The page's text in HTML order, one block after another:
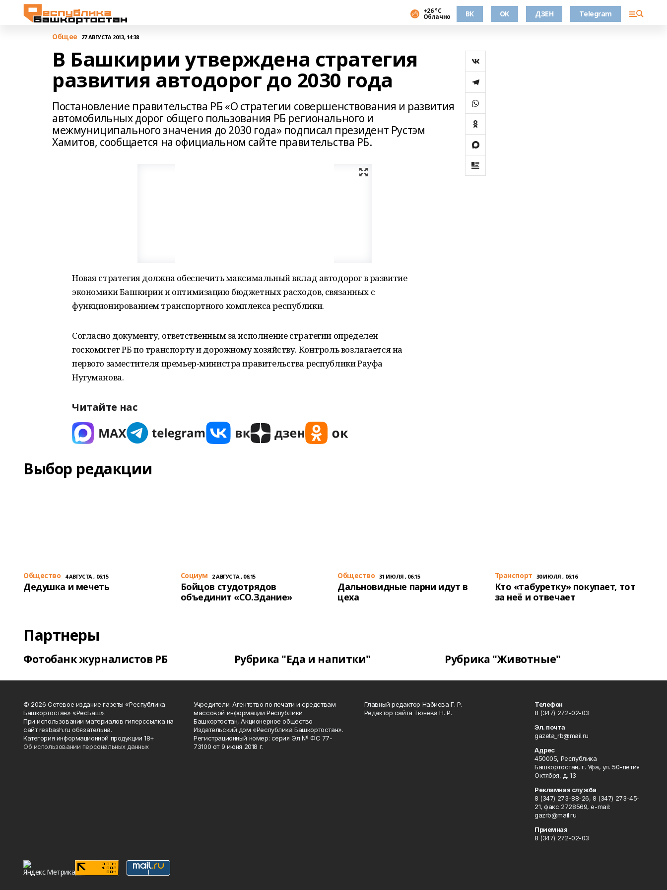
+26 °С
Облачно ВК OK ДЗЕН Telegram
Общее 27 АВГУСТА 2013, 14:38
В Башкирии утверждена стратегия
развития автодорог до 2030 года
Постановление правительства РБ «О cтратегии совершенствования и развития
автомобильных дорог общего пользования РБ регионального и
межмуниципального значения до 2030 года» подписал президент Рустэм
Хамитов, сообщается на официальном сайте правительства РБ.
Новая стратегия должна обеспечить максимальный вклад автодорог в развитие
экономики Башкирии и оптимизацию бюджетных расходов, связанных с
функционированием транспортного комплекса республики.
Согласно документу, ответственным за исполнение стратегии определен
госкомитет РБ по транспорту и дорожному хозяйству. Контроль возлагается на
первого заместителя премьер-министра правительства республики Рауфа
Нугуманова.
Читайте нас
Выбор редакции
Общество 4 АВГУСТА , 06:15
Дедушка и мечеть
Cоциум 2 АВГУСТА , 06:15
Бойцов студотрядов
объединит «СО.Здание»
Общество 31 ИЮЛЯ , 06:15
Дальновидные парни идут в
цеха
Транспорт 30 ИЮЛЯ , 06:16
Кто «табуретку» покупает, тот
за неё и отвечает
Партнеры
Фотобанк журналистов РБ Рубрика "Еда и напитки" Рубрика "Животные"
© 2026 Сетевое издание газеты «Республика
Башкортостан» «РесБаш».
При использовании материалов гиперссылка на
сайт resbash.ru обязательна.
Категория информационной продукции 18+
Об использовании персональных данных
Учредители: Агентство по печати и средствам
массовой информации Республики
Башкортостан, Акционерное общество
Издательский дом «Республика Башкортостан».
Регистрационный номер: серия Эл № ФС 77-
73100 от 9 июня 2018 г.
Главный редактор Набиева Г. Р.
Редактор сайта Тюнёва Н. Р.
Телефон
8 (347) 272-02-03
Эл. почта
gazeta_rb@mail.ru
Адрес
450005, Республика
Башкортостан, г. Уфа, ул. 50-летия
Октября, д. 13
Рекламная служба
8 (347) 273-88-26, 8 (347) 273-45-
21, факс 2728569, e-mail:
gazrb@mail.ru
Приемная
8 (347) 272-02-03